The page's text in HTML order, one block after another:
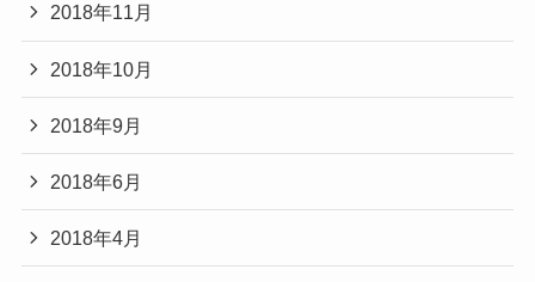
2018年11月
2018年10月
2018年9月
2018年6月
2018年4月